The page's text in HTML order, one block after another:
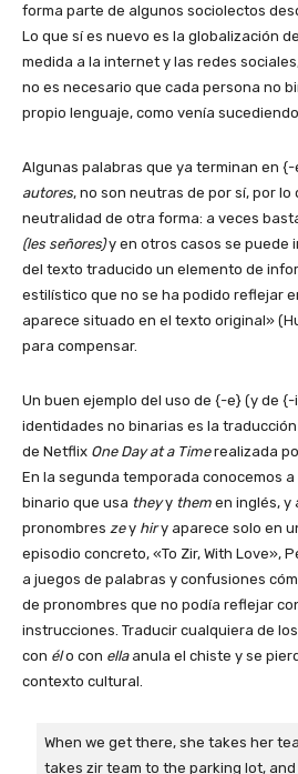
forma parte de algunos sociolectos
Lo que sí es nuevo es la globalización
medida a la internet y las redes
no es necesario que cada persona no
propio lenguaje, como venía
Algunas palabras que ya terminan en {-
autores, no son neutras de por sí, por
neutralidad de otra forma: a veces
(les señores)y en otros casos se puede
del texto traducido un elemento de
estilístico que no se ha podido reflejar
aparece situado en el texto original»
para compensar.
Un buen ejemplo del uso de {-e} (y de
identidades no binarias es la
de Netflix One Day at a Timerealizada
En la segunda temporada conocemos
binario que usa theyy them en inglés, y
pronombres zey hiry aparece solo en
episodio concreto, «To Zir, With Love»,
a juegos de palabras y confusiones
de pronombres que no podía reflejar
instrucciones. Traducir cualquiera de
con élo con ellaanula el chiste y se
contexto cultural.
When we get there, she takes her
takes zir team to the parking lot,